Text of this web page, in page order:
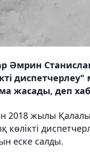
Әмрин
диспетчерлеу"
жасады, деп
жылы
көлікті
еске салды.